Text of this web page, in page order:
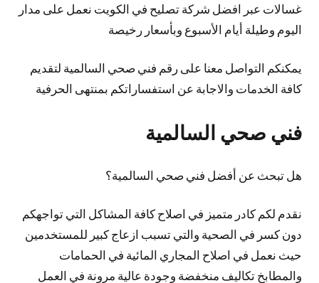
غسالات عبر افضل شركة تصليح في الكويت نعمل على مدار
اليوم وطيلة أيام الأسبوع وبأسعار رخيصة
يمكنكم التواصل معنا على رقم فني صحي السالمية لتقديم
كافة الخدمات والاجابة عن استفساراتكم بمنتهى الحرفية
فني صحي السالمية
هل تبحث عن أفضل فني صحي السالمية؟
نقدم لكم كادر متميز في اصلاح كافة المشاكل التي تواجهكم
دون كسر في الصحية والتي تسبب ازعاج كبير للمستخدمين
حيث نعمل في اصلاح المجاري المائية في الحمامات
والمطابخ تكاليف منخفضة وجودة عالية مرونة في العمل